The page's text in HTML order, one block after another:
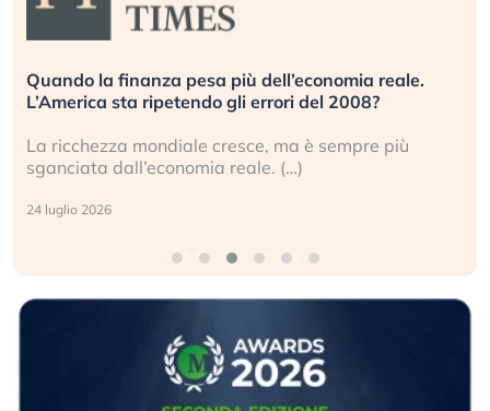
reale.
più
Russia e Cina pronti a spegnere Starlink.
investitori stanno sottovalutando il
Gli investitori tech continuano a ignorare
geopolitico: il (…)